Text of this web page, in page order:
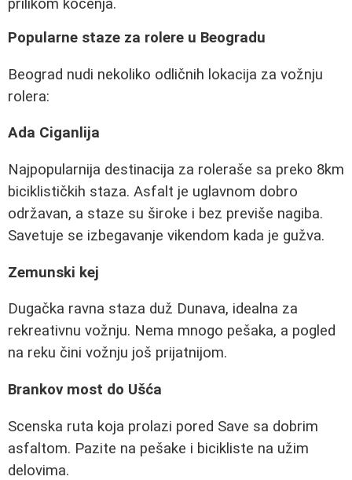
prilikom kočenja.
Popularne staze za rolere u Beogradu
Beograd nudi nekoliko odličnih lokacija za vožnju
rolera:
Ada Ciganlija
Najpopularnija destinacija za roleraše sa preko 8km
biciklističkih staza. Asfalt je uglavnom dobro
održavan, a staze su široke i bez previše nagiba.
Savetuje se izbegavanje vikendom kada je gužva.
Zemunski kej
Dugačka ravna staza duž Dunava, idealna za
rekreativnu vožnju. Nema mnogo pešaka, a pogled
na reku čini vožnju još prijatnijom.
Brankov most do Ušća
Scenska ruta koja prolazi pored Save sa dobrim
asfaltom. Pazite na pešake i bicikliste na užim
delovima.